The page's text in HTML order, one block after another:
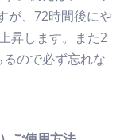
が、72時間後にや
昇します。また2
ので必ず忘れな